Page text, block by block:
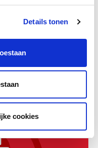
Details tonen
cookies